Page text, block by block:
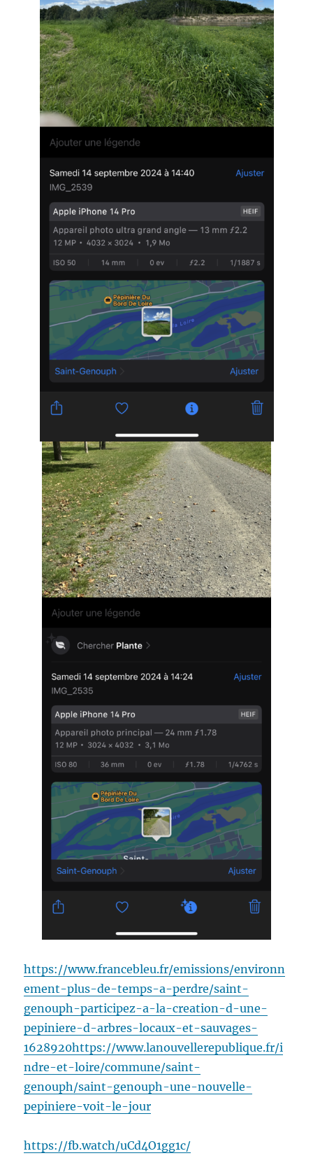
https://www.francebleu.fr/emissions/environn
ement-plus-de-temps-a-perdre/saint-
genouph-participez-a-la-creation-d-une-
pepiniere-d-arbres-locaux-et-sauvages-
1628920https://www.lanouvellerepublique.fr/i
ndre-et-loire/commune/saint-
genouph/saint-genouph-une-nouvelle-
pepiniere-voit-le-jour
https://fb.watch/uCd4O1gg1c/